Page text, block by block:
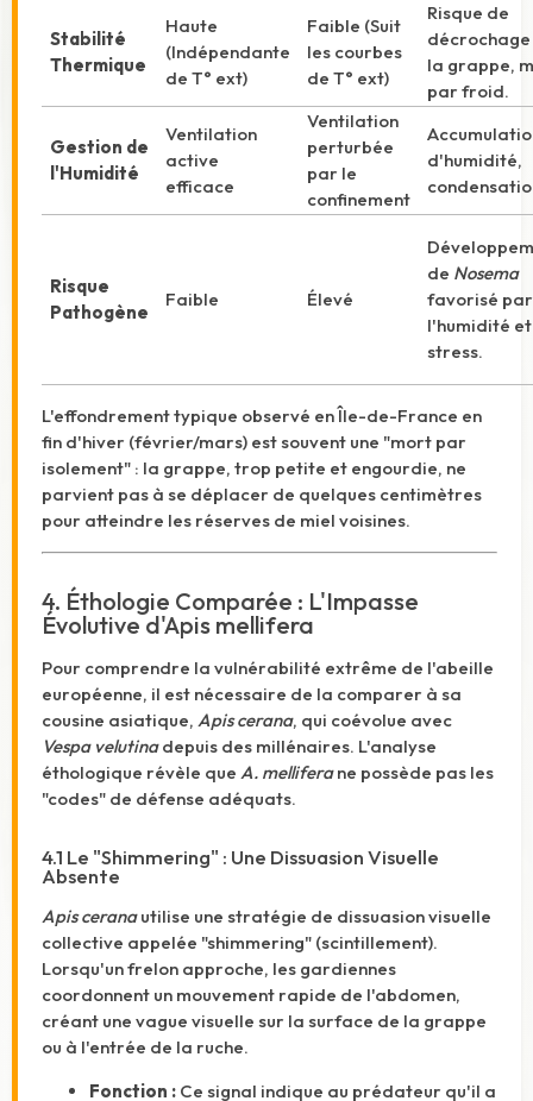
Stabilité
Thermique
Haute
(Indépendante
de T° ext)
Faible (Suit
les courbes
de T° ext)
Risque de
la grappe,
par froid.
Gestion de
l'Humidité
Ventilation
active
efficace
Ventilation
perturbée
par le
confinement
d'humidité,
Risque
Pathogène
Faible Élevé
de Nosema
favorisé par
l'humidité
stress.
L'effondrement typique observé en Île-de-France en
fin d'hiver (février/mars) est souvent une "mort par
isolement" : la grappe, trop petite et engourdie, ne
parvient pas à se déplacer de quelques centimètres
pour atteindre les réserves de miel voisines.
4. Éthologie Comparée : L'Impasse
Évolutive d'Apis mellifera
Pour comprendre la vulnérabilité extrême de l'abeille
européenne, il est nécessaire de la comparer à sa
cousine asiatique, Apis cerana, qui coévolue avec
Vespa velutinadepuis des millénaires. L'analyse
éthologique révèle que A. melliferane possède pas les
"codes" de défense adéquats.
4.1 Le "Shimmering" : Une Dissuasion Visuelle
Absente
Apis ceranautilise une stratégie de dissuasion visuelle
collective appelée "shimmering" (scintillement).
Lorsqu'un frelon approche, les gardiennes
coordonnent un mouvement rapide de l'abdomen,
créant une vague visuelle sur la surface de la grappe
ou à l'entrée de la ruche.
Fonction : Ce signal indique au prédateur qu'il a